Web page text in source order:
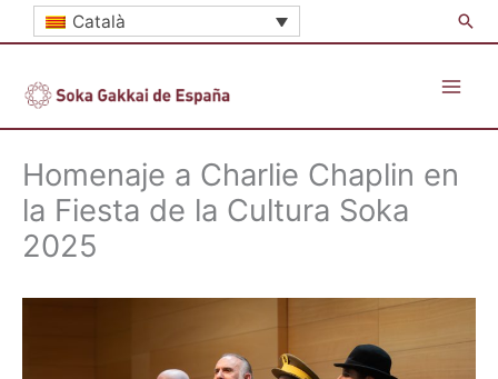
al
Català
Homenaje a Charlie Chaplin en
la Fiesta de la Cultura Soka
2025